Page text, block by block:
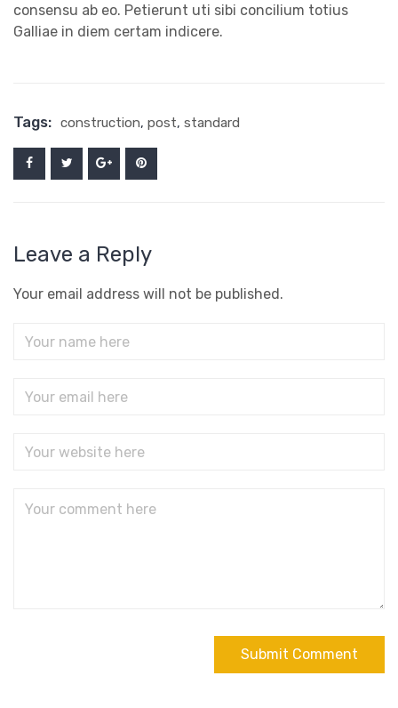
consensu ab eo. Petierunt uti sibi concilium totius
Galliae in diem certam indicere.
Tags: construction, post, standard
Leave a Reply
Your email address will not be published.